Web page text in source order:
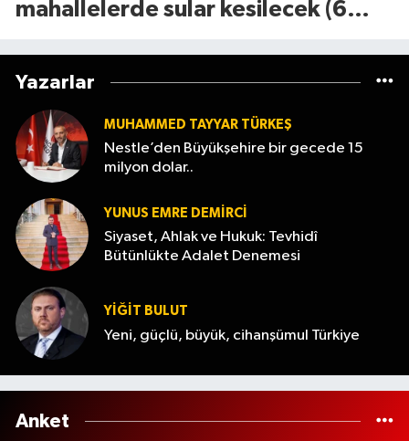
mahallelerde sular kesilecek (6
Yazarlar
MUHAMMED TAYYAR TÜRKEŞ
Nestle’den Büyükşehire bir gecede 15
milyon dolar..
YUNUS EMRE DEMIRCI
Siyaset, Ahlak ve Hukuk: Tevhidî
Bütünlükte Adalet Denemesi
YİĞİT BULUT
Yeni, güçlü, büyük, cihanşümul Türkiye
Anket